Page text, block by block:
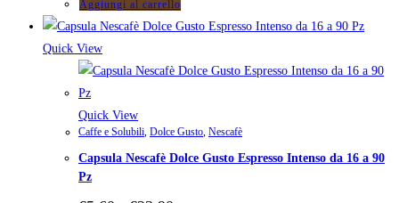
Aggiungi al carrello
Quick View
Quick View
Caffe e Solubili, Dolce Gusto, Nescafè
Capsula Nescafè Dolce Gusto Espresso Intenso da 16 a 90
Pz